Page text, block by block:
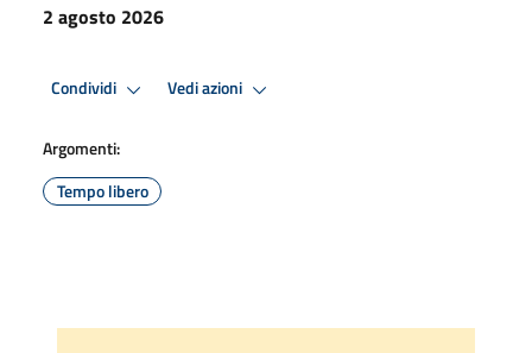
2 agosto 2026
Condividi Vedi azioni
Argomenti:
Tempo libero